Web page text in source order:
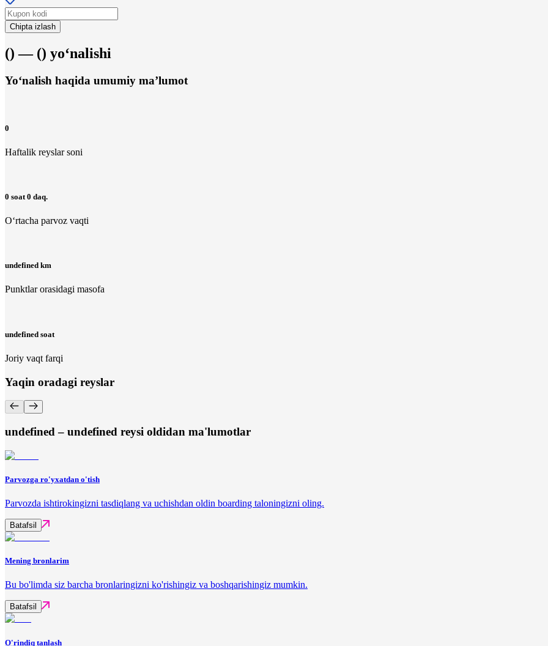
Chipta izlash
() — () yo‘nalishi
Yo‘nalish haqida umumiy ma’lumot
0
Haftalik reyslar soni
0 soat 0 daq.
O‘rtacha parvoz vaqti
undefined km
Punktlar orasidagi masofa
undefined soat
Joriy vaqt farqi
Yaqin oradagi reyslar
undefined – undefined reysi oldidan ma'lumotlar
Parvozga ro'yxatdan o'tish
Parvozda ishtirokingizni tasdiqlang va uchishdan oldin boarding taloningizni oling.
Batafsil
Mening bronlarim
Bu bo'limda siz barcha bronlaringizni ko'rishingiz va boshqarishingiz mumkin.
Batafsil
O'rindiq tanlash